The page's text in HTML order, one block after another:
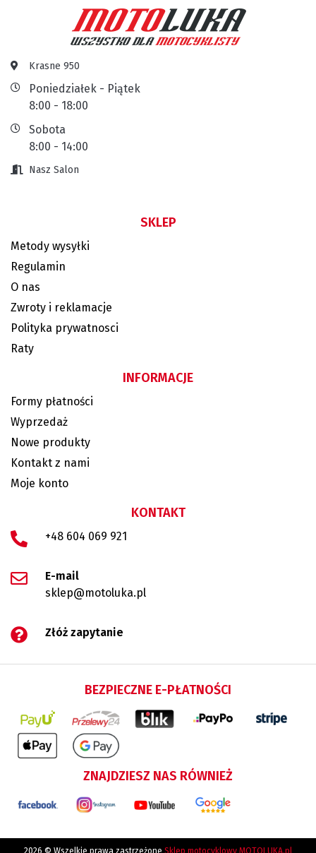
Krasne 950
Poniedziałek - Piątek
8:00 - 18:00
Sobota
8:00 - 14:00
Nasz Salon
SKLEP
Metody wysyłki
Regulamin
O nas
Zwroty i reklamacje
Polityka prywatnosci
Raty
INFORMACJE
Formy płatności
Wyprzedaż
Nowe produkty
Kontakt z nami
Moje konto
KONTAKT
+48 604 069 921
E-mail
sklep@motoluka.pl
Złóż zapytanie
BEZPIECZNE E-PŁATNOŚCI
ZNAJDZIESZ NAS RÓWNIEŻ
2026 © Wszelkie prawa zastrzeżone Sklep motocyklowy MOTOLUKA.pl